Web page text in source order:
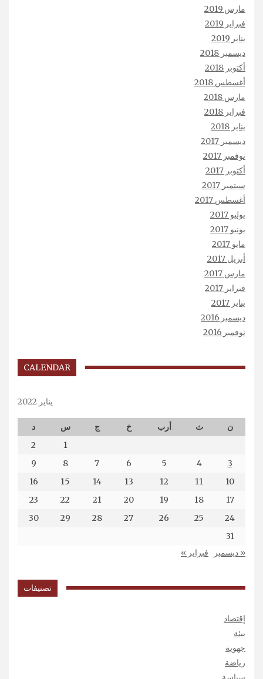
مارس 2019
فبراير 2019
يناير 2019
ديسمبر 2018
أكتوبر 2018
أغسطس 2018
مارس 2018
فبراير 2018
يناير 2018
ديسمبر 2017
نوفمبر 2017
أكتوبر 2017
سبتمبر 2017
أغسطس 2017
يوليو 2017
يونيو 2017
مايو 2017
أبريل 2017
مارس 2017
فبراير 2017
يناير 2017
ديسمبر 2016
نوفمبر 2016
CALENDAR
يناير 2022
ن ث أرب خ ج س
د
1
2
3
4
5
6
7
8
9
10
11
12
13
14
15
16
17
18
19
20
21
22
23
24
25
26
27
28
29
30
31
« ديسمبر
فبراير »
تصنيفات
إقتصاد
بيئة
جهوية
رياضة